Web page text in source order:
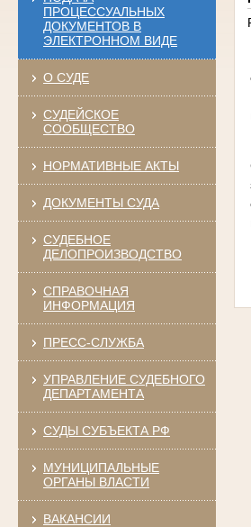
ПРОЦЕССУАЛЬНЫХ
ДОКУМЕНТОВ В
ЭЛЕКТРОННОМ ВИДЕ
О СУДЕ
СУДЕЙСКОЕ
СООБЩЕСТВО
НОРМАТИВНЫЕ АКТЫ
ДОКУМЕНТЫ СУДА
СУДЕБНОЕ
ДЕЛОПРОИЗВОДСТВО
СПРАВОЧНАЯ
ИНФОРМАЦИЯ
ПРЕСС-СЛУЖБА
УПРАВЛЕНИЕ СУДЕБНОГО
ДЕПАРТАМЕНТА
СУДЫ СУБЪЕКТА РФ
МУНИЦИПАЛЬНЫЕ
ОРГАНЫ ВЛАСТИ
ВАКАНСИИ